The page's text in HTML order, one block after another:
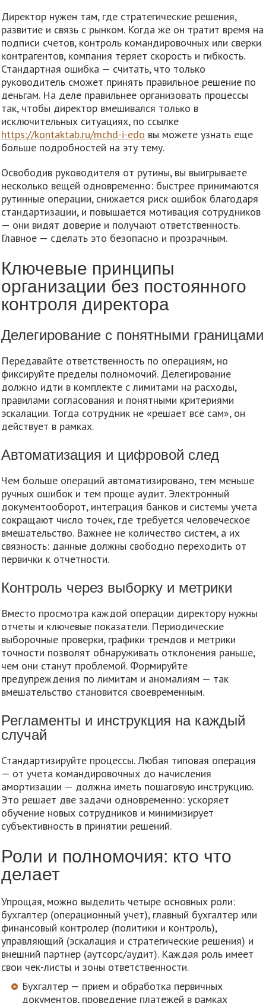
Директор нужен там, где стратегические решения,
развитие и связь с рынком. Когда же он тратит время на
подписи счетов, контроль командировочных или сверки
контрагентов, компания теряет скорость и гибкость.
Стандартная ошибка — считать, что только
руководитель сможет принять правильное решение по
деньгам. На деле правильнее организовать процессы
так, чтобы директор вмешивался только в
исключительных ситуациях, по ссылке
https://kontaktab.ru/mchd-i-edo вы можете узнать еще
больше подробностей на эту тему.
Освободив руководителя от рутины, вы выигрываете
несколько вещей одновременно: быстрее принимаются
рутинные операции, снижается риск ошибок благодаря
стандартизации, и повышается мотивация сотрудников
— они видят доверие и получают ответственность.
Главное — сделать это безопасно и прозрачным.
Ключевые принципы
организации без постоянного
контроля директора
Делегирование с понятными границами
Передавайте ответственность по операциям, но
фиксируйте пределы полномочий. Делегирование
должно идти в комплекте с лимитами на расходы,
правилами согласования и понятными критериями
эскалации. Тогда сотрудник не «решает всё сам», он
действует в рамках.
Автоматизация и цифровой след
Чем больше операций автоматизировано, тем меньше
ручных ошибок и тем проще аудит. Электронный
документооборот, интеграция банков и системы учета
сокращают число точек, где требуется человеческое
вмешательство. Важнее не количество систем, а их
связность: данные должны свободно переходить от
первички к отчетности.
Контроль через выборку и метрики
Вместо просмотра каждой операции директору нужны
отчеты и ключевые показатели. Периодические
выборочные проверки, графики трендов и метрики
точности позволят обнаруживать отклонения раньше,
чем они станут проблемой. Формируйте
предупреждения по лимитам и аномалиям — так
вмешательство становится своевременным.
Регламенты и инструкция на каждый
случай
Стандартизируйте процессы. Любая типовая операция
— от учета командировочных до начисления
амортизации — должна иметь пошаговую инструкцию.
Это решает две задачи одновременно: ускоряет
обучение новых сотрудников и минимизирует
субъективность в принятии решений.
Роли и полномочия: кто что
делает
Упрощая, можно выделить четыре основных роли:
бухгалтер (операционный учет), главный бухгалтер или
финансовый контролер (политики и контроль),
управляющий (эскалация и стратегические решения) и
внешний партнер (аутсорс/аудит). Каждая роль имеет
свои чек-листы и зоны ответственности.
Бухгалтер — прием и обработка первичных
документов, проведение платежей в рамках